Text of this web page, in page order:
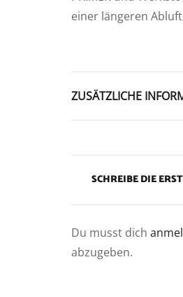
einer längeren
ZUSÄTZLICHE
SCHREIBE DIE
Du musst dich
abzugeben.